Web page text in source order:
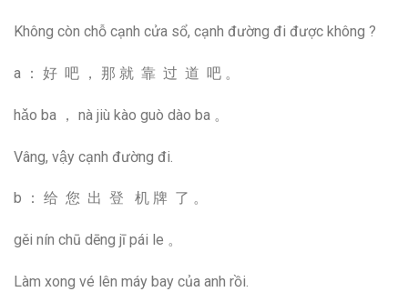
Không còn chỗ cạnh cửa sổ, cạnh đường đi được không ?
a ： 好 吧 ， 那 就 靠 过 道 吧 。
hǎo ba ， nà jiù kào guò dào ba 。
Vâng, vậy cạnh đường đi.
b ： 给 您 出 登 机 牌 了 。
gěi nín chū dēng jī pái le 。
Làm xong vé lên máy bay của anh rồi.